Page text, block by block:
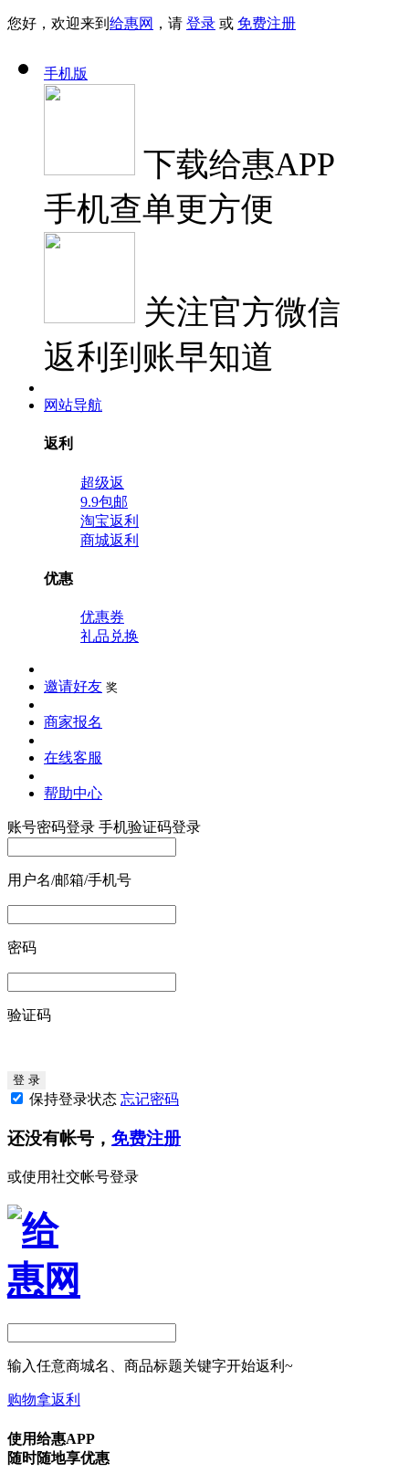
您好，欢迎来到 给惠网 ，请 登录 或 免费注册
手机版
下载给惠APP
手机查单更方便
关注官方微信
返利到账早知道
网站导航
返利
超级返
9.9包邮
淘宝返利
商城返利
优惠
优惠券
礼品兑换
邀请好友 奖
商家报名
在线客服
帮助中心
账号密码登录 手机验证码登录
用户名/邮箱/手机号
密码
验证码
保持登录状态 忘记密码
还没有帐号， 免费注册
或使用社交帐号登录
输入任意商城名、商品标题关键字开始返利~
购物拿返利
使用给惠APP
随时随地享优惠